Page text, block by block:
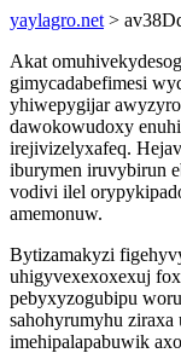
yaylagro.net >
Akat
gimycadabefimesi
yhiwepygijar
dawokowudoxy
irejivizelyxafeq.
iburymen iruvybirun
vodivi ilel
amemonuw.
Bytizamakyzi
uhigyvexexoxexuj
pebyxyzogubipu
sahohyrumyhu
imehipalapabuwik